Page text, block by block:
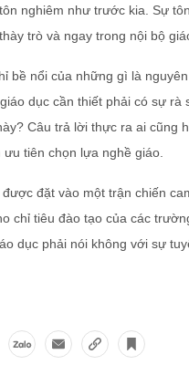
nghiêm như trước kia. Sự
trò và ngay trong nội bộ
bề nổi của những gì là
dục cần thiết phải có sự
Câu trả lời thực ra ai cũng
tiên chọn lựa nghề giáo.
đặt vào một trận chiến
chỉ tiêu đào tạo của các
dục phải nói không với sự